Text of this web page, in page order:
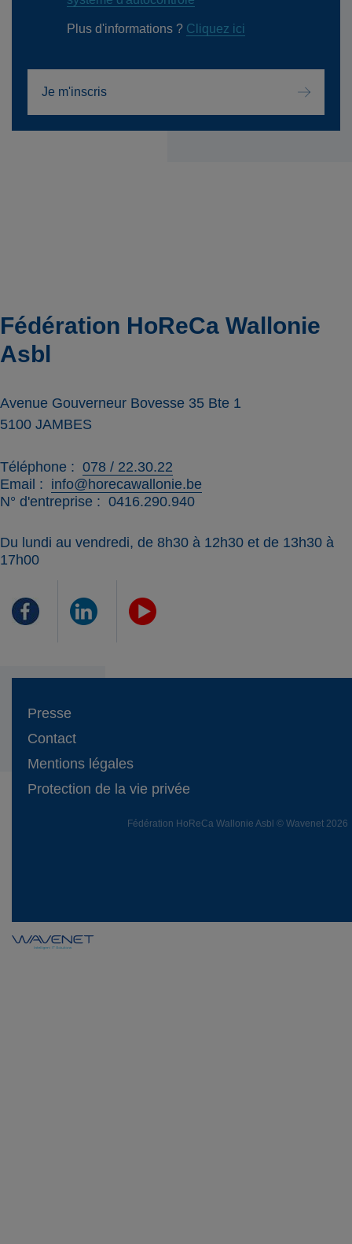
Plus d'informations ? Cliquez ici
Je m'inscris
Fédération HoReCa Wallonie
Asbl
Avenue Gouverneur Bovesse 35 Bte 1
5100 JAMBES
Téléphone
078 / 22.30.22
Email
info@horecawallonie.be
N° d'entreprise
0416.290.940
Du lundi au vendredi, de 8h30 à 12h30 et de 13h30 à
17h00
Presse
Contact
Mentions légales
Protection de la vie privée
Fédération HoReCa Wallonie Asbl © Wavenet 2026